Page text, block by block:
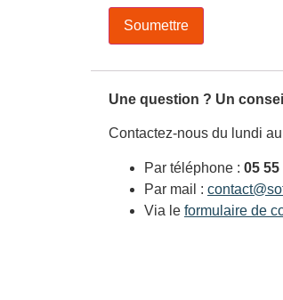
Une question ? Un
Contactez-nous du lundi
Par téléphone : 05 55
Par mail :
Via le formulaire de